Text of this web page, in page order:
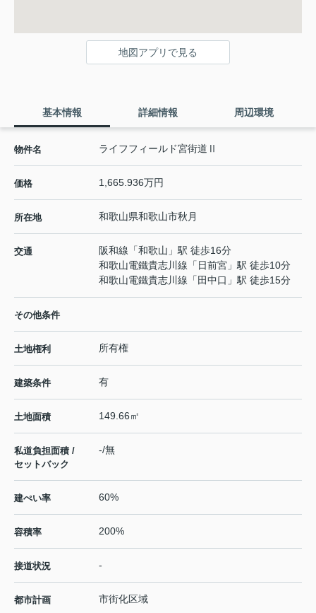
地図アプリで見る
基本情報 詳細情報 周辺環境
物件名 ライフフィールド宮街道Ⅱ
価格 1,665.936万円
所在地 和歌山県和歌山市秋月
交通 阪和線 「和歌山 」駅 徒歩16分
和歌山電鐵貴志川線 「 日前宮 」駅 徒歩10分
和歌山電鐵貴志川線 「 田中口 」駅 徒歩15分
その他条件
土地権利 所有権
建築条件 有
土地面積 149.66㎡
私道負担面積 /
セットバック
-/無
建ぺい率 60%
容積率 200%
接道状況 -
都市計画 市街化区域